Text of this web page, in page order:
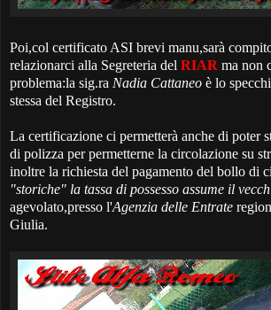
Poi,col certificato ASI brevi manu,sarà
relazionarci alla Segreteria del RIAR ma non
problema:la sig.ra Nadia Cattaneo è lo
stessa del Registro.
La certificazione ci permetterà anche di poter
di polizza per permetterne la circolazione su
inoltre la richiesta del pagamento del bollo di
"storiche" la tassa di possesso assume il
agevolato,presso l'Agenzia delle Entrate
Giulia.